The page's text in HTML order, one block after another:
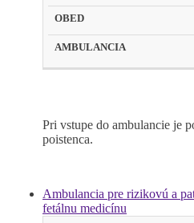
Pri vstupe do ambulancie je
poistenca.
Ambulancia pre rizikovú a
fetálnu medicínu